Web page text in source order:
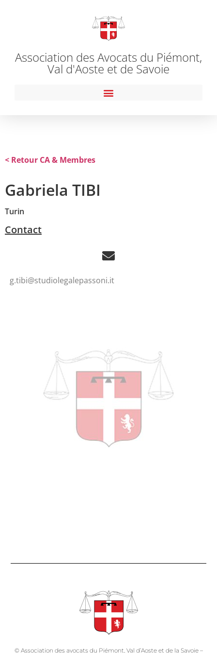
Association des Avocats du Piémont,
Val d'Aoste et de Savoie
< Retour CA & Membres
Gabriela TIBI
Turin
Contact
g.tibi@studiolegalepassoni.it
© Association des avocats du Piémont, Val d’Aoste et de la Savoie –